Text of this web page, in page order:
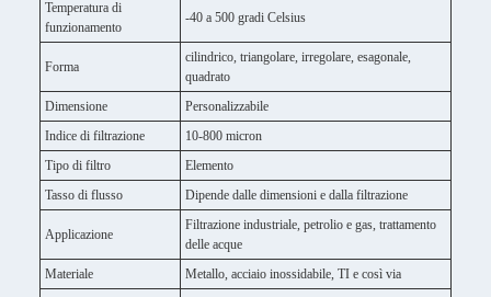
Temperatura di
funzionamento
-40 a 500 gradi Celsius
Forma
cilindrico, triangolare, irregolare, esagonale,
quadrato
Dimensione
Personalizzabile
Indice di filtrazione
10-800 micron
Tipo di filtro
Elemento
Tasso di flusso
Dipende dalle dimensioni e dalla filtrazione
Applicazione
Filtrazione industriale, petrolio e gas, trattamento
delle acque
Materiale
Metallo, acciaio inossidabile, TI e così via